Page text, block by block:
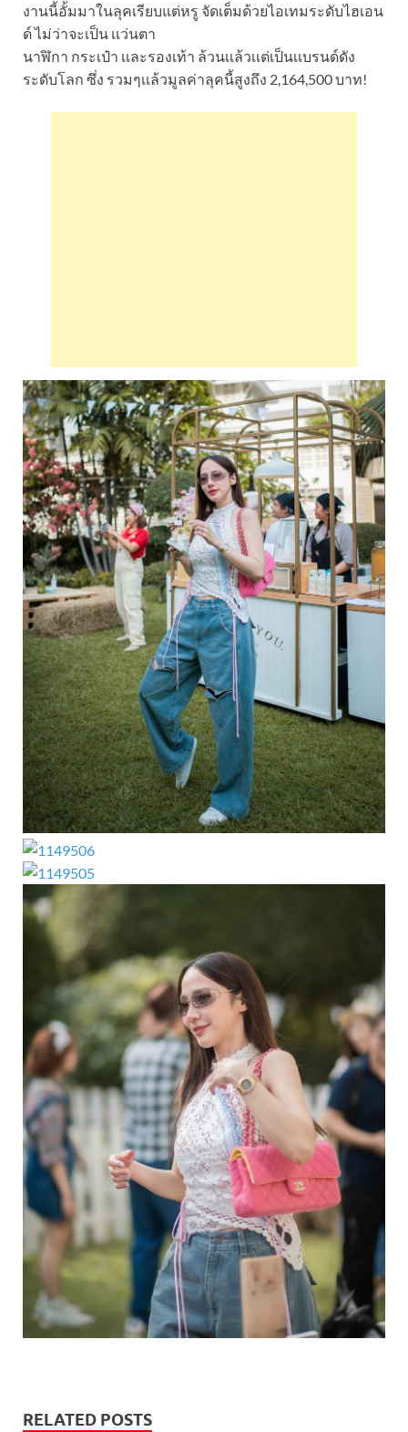
งานนี้อั้มมาในลุคเรียบแต่หรู จัดเต็มด้วยไอเทมระดับไฮเอน
ด์ ไม่ว่าจะเป็น เเว่นตา
นาฬิกา กระเป๋า เเละรองเท้า ล้วนเเล้วเเต่เป็นเเบรนด์ดัง
ระดับโลก ซึ่ง รวมๆเเล้วมูลค่าลุคนี้สูงถึง 2,164,500 บาท!
RELATED POSTS